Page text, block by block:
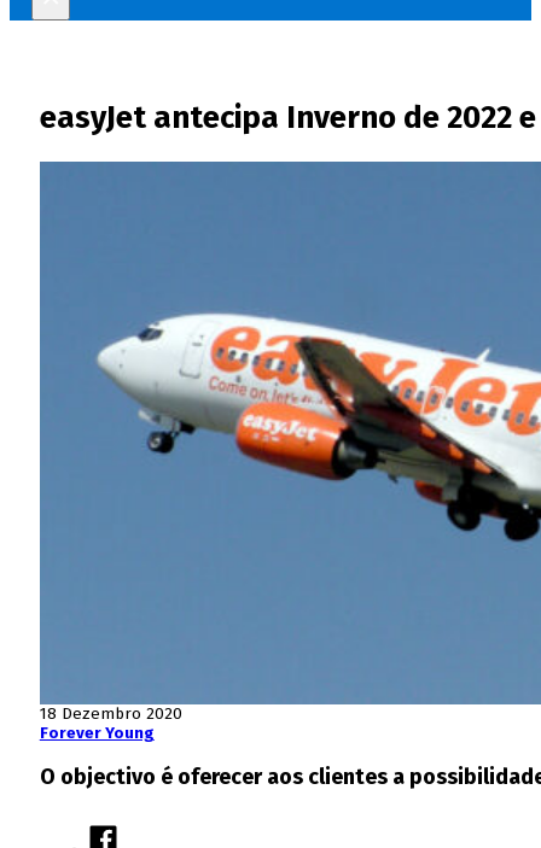
easyJet antecipa Inverno de 2022
18 Dezembro 2020
Forever Young
O objectivo é oferecer aos clientes a